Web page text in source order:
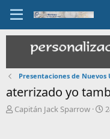
Presentaciones de Nuevos
aterrizado yo
ICapitán Jack Sparrow
F